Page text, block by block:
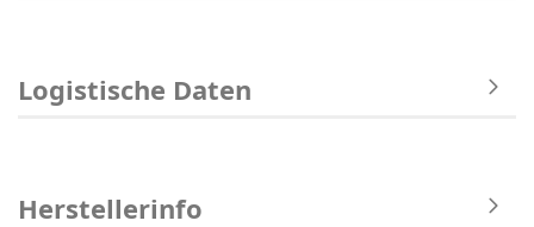
Logistische Daten
Herstellerinfo